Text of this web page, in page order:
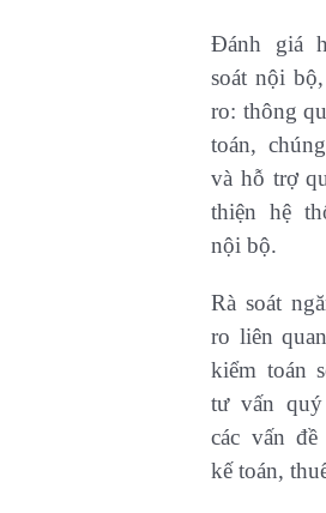
Đánh giá
soát nội
ro: thông
toán,
và hỗ trợ
thiện hệ
nội bộ.
Rà soát
ro liên
kiểm toán
tư vấn
các vấn
kế toán,